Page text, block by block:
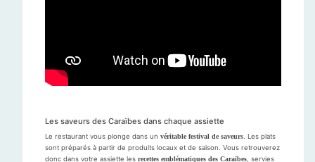
Les saveurs des Caraïbes dans chaque assiette
Le restaurant vous plonge dans un véritable festival de saveurs . Les plats
sont préparés à partir de produits locaux et de saison. Vous retrouverez
donc dans votre assiette les recettes emblématiques des Caraïbes , servies